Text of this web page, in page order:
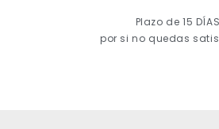
Plazo de 15 DÍAS
por si no quedas